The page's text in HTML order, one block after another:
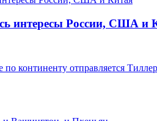
интересы России, США и
континенту отправляется